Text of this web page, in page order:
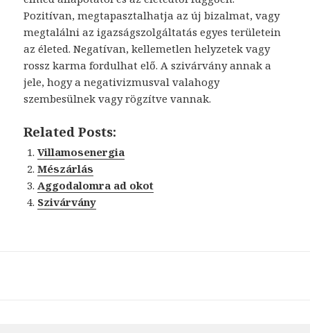
Pozitívan, megtapasztalhatja az új bizalmat, vagy
megtalálni az igazságszolgáltatás egyes területein
az életed. Negatívan, kellemetlen helyzetek vagy
rossz karma fordulhat elő. A szivárvány annak a
jele, hogy a negativizmusval valahogy
szembesülnek vagy rögzítve vannak.
Related Posts:
Villamosenergia
Mészárlás
Aggodalomra ad okot
Szivárvány